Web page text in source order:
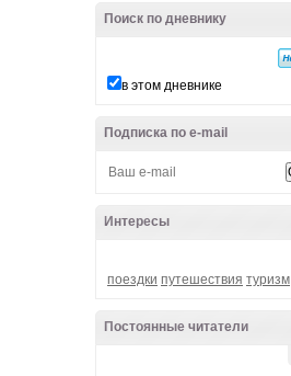
Поиск по дневнику
в этом дневнике
Подписка по e-mail
Интересы
поездки путешествия туризм
Постоянные читатели